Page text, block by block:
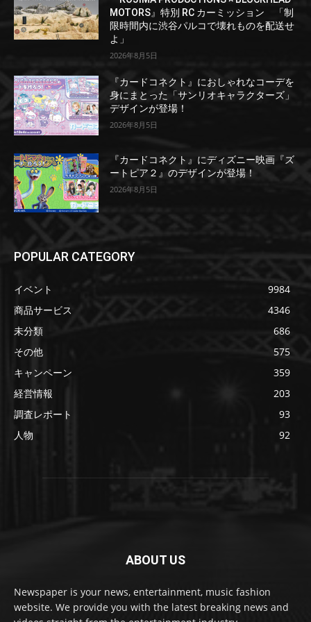
MOTORS』特別 RC カーミッション 「制
限時間内に渋谷パルコで壊れものを配送せ
よ」
2026年8月5日
『カードコネクト』におしゃれなコーデを
身にまとった「サンリオキャラクターズ」
デザインが登場！
2026年8月5日
『カードコネクト』にディズニー映画『ズ
ートピア２』のデザインが登場！
2026年8月5日
POPULAR CATEGORY
イベント
9984
商品サービス
4346
未分類
686
その他
575
キャンペーン
359
経営情報
203
調査レポート
93
人物
92
ABOUT US
Newspaper is your news, entertainment, music fashion
website. We provide you with the latest breaking news and